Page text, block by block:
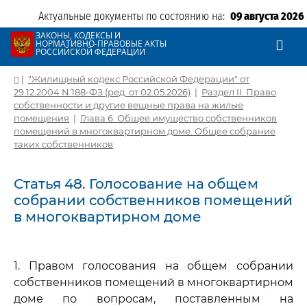
Актуальные документы по состоянию на: 09 августа 2026
ЗАКОНЫ, КОДЕКСЫ И
НОРМАТИВНО-ПРАВОВЫЕ АКТЫ
РОССИЙСКОЙ ФЕДЕРАЦИИ
| "Жилищный кодекс Российской Федерации" от
29.12.2004 N 188-ФЗ (ред. от 02.05.2026) | Раздел II. Право
собственности и другие вещные права на жилые
помещения | Глава 6. Общее имущество собственников
помещений в многоквартирном доме. Общее собрание
таких собственников
Статья 48. Голосование на общем
собрании собственников помещений
в многоквартирном доме
1. Правом голосования на общем собрании
собственников помещений в многоквартирном
доме по вопросам, поставленным на